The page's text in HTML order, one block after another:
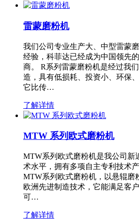
雷蒙磨粉机
我们公司专业生产大、中型雷蒙
经验，科菲达已经成为中国领先
商。 R系列雷蒙磨粉机是经过我
造，具有低损耗、投资小、环保
它比传…
了解详情
MTW 系列欧式磨粉机
MTW系列欧式磨粉机是我公司新
术水平，拥有多项自主专利技术
MTW系列欧式磨粉机，以悬辊磨
欧洲先进制造技术，它能满足客
可…
了解详情